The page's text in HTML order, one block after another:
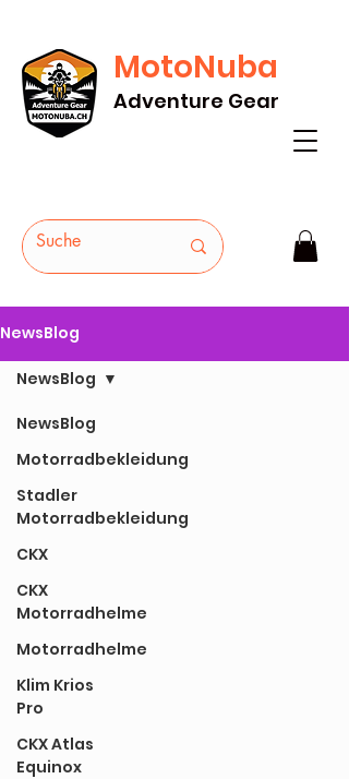
GRATIS VERSAND AB Fr. 200* - HEUTE
BESTELLEN
MotoNuba
Adventure Gear
NewsBlog
NewsBlog
Motorradbekleidung
Stadler
Motorradbekleidung
CKX
CKX
Motorradhelme
Motorradhelme
Klim Krios
Pro
CKX Atlas
Equinox
NewsBlog